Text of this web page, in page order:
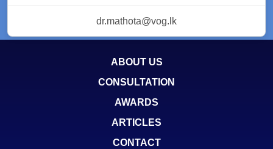
dr.mathota@vog.lk
ABOUT US
CONSULTATION
AWARDS
ARTICLES
CONTACT